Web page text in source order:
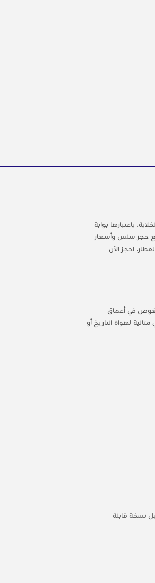
باعتبارها بوابة
مع حجز سلس وأسعار
احجز الآن
في أعماق
لهواة التاريخ أو
نسخة قابلة